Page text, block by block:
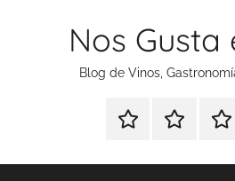
Nos Gusta
Blog de Vinos,
Especial
Tonics
Enoturismo